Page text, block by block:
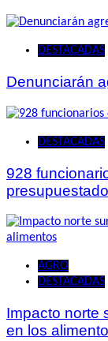
DESTACADAS
Denunciarán
DESTACADAS
928
AGRO
DESTACADAS
Impacto norte
en los